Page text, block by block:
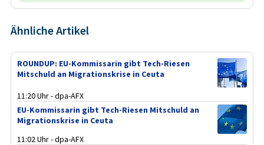
Ähnliche Artikel
ROUNDUP: EU-Kommissarin gibt Tech-Riesen
Mitschuld an Migrationskrise in Ceuta
11:20 Uhr - dpa-AFX
EU-Kommissarin gibt Tech-Riesen Mitschuld an
Migrationskrise in Ceuta
11:02 Uhr - dpa-AFX